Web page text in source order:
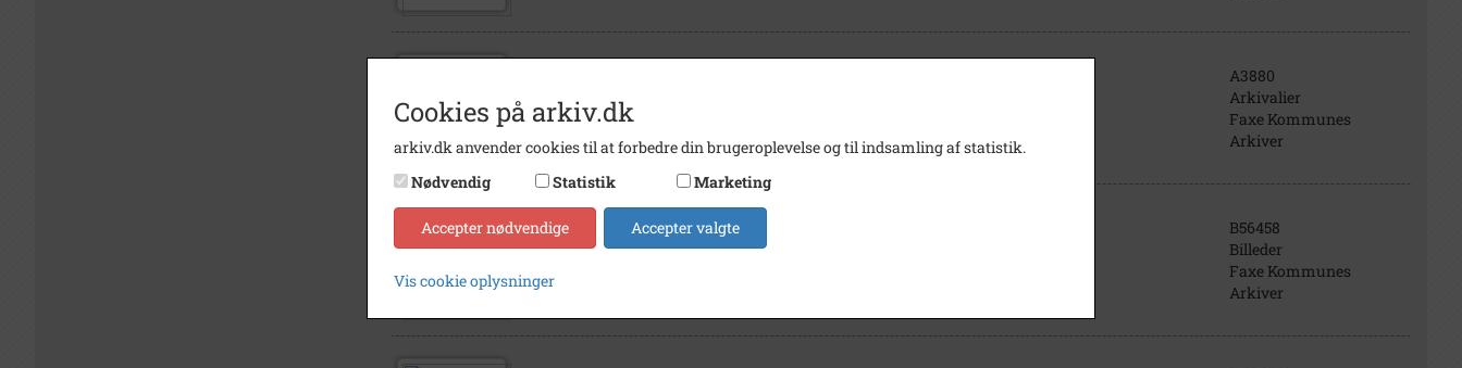
Politibetjent Erik Korsgaard Petersen, Haslev
A3880
Arkivalier
Faxe Kommunes
Arkiver
1985- 2005
B56458
Billeder
Faxe Kommunes
Arkiver
Cookies på arkiv.dk
arkiv.dk anvender cookies til at forbedre din brugeroplevelse og til indsamling af statistik.
Nødvendig
Statistik Marketing
Accepter nødvendige Accepter valgte
Vis cookie oplysninger